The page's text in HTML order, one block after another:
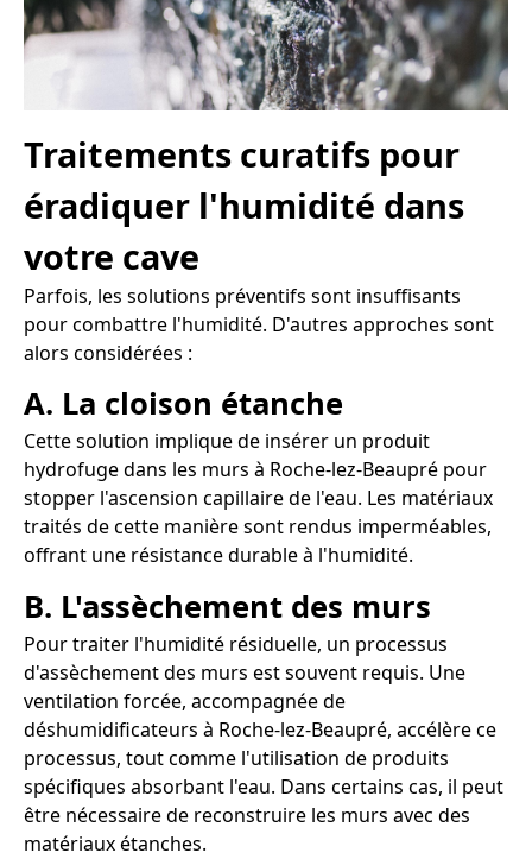
Traitements curatifs pour
éradiquer l'humidité dans
votre cave
Parfois, les solutions préventifs sont insuffisants
pour combattre l'humidité. D'autres approches sont
alors considérées :
A. La cloison étanche
Cette solution implique de insérer un produit
hydrofuge dans les murs à Roche-lez-Beaupré pour
stopper l'ascension capillaire de l'eau. Les matériaux
traités de cette manière sont rendus imperméables,
offrant une résistance durable à l'humidité.
B. L'assèchement des murs
Pour traiter l'humidité résiduelle, un processus
d'assèchement des murs est souvent requis. Une
ventilation forcée, accompagnée de
déshumidificateurs à Roche-lez-Beaupré, accélère ce
processus, tout comme l'utilisation de produits
spécifiques absorbant l'eau. Dans certains cas, il peut
être nécessaire de reconstruire les murs avec des
matériaux étanches.